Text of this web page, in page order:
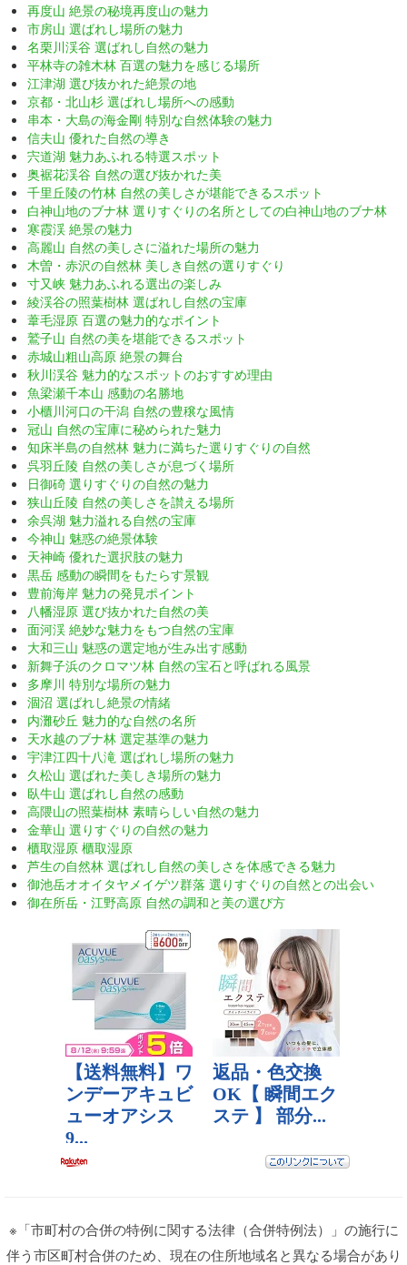
再度山 絶景の秘境再度山の魅力
市房山 選ばれし場所の魅力
名栗川渓谷 選ばれし自然の魅力
平林寺の雑木林 百選の魅力を感じる場所
江津湖 選び抜かれた絶景の地
京都・北山杉 選ばれし場所への感動
串本・大島の海金剛 特別な自然体験の魅力
信夫山 優れた自然の導き
宍道湖 魅力あふれる特選スポット
奥裾花渓谷 自然の選び抜かれた美
千里丘陵の竹林 自然の美しさが堪能できるスポット
白神山地のブナ林 選りすぐりの名所としての白神山地のブナ林
寒霞渓 絶景の魅力
高麗山 自然の美しさに溢れた場所の魅力
木曽・赤沢の自然林 美しき自然の選りすぐり
寸又峡 魅力あふれる選出の楽しみ
綾渓谷の照葉樹林 選ばれし自然の宝庫
葦毛湿原 百選の魅力的なポイント
鷲子山 自然の美を堪能できるスポット
赤城山粗山高原 絶景の舞台
秋川渓谷 魅力的なスポットのおすすめ理由
魚梁瀬千本山 感動の名勝地
小櫃川河口の干潟 自然の豊穣な風情
冠山 自然の宝庫に秘められた魅力
知床半島の自然林 魅力に満ちた選りすぐりの自然
呉羽丘陵 自然の美しさが息づく場所
日御碕 選りすぐりの自然の魅力
狭山丘陵 自然の美しさを讃える場所
余呉湖 魅力溢れる自然の宝庫
今神山 魅惑の絶景体験
天神崎 優れた選択肢の魅力
黒岳 感動の瞬間をもたらす景観
豊前海岸 魅力の発見ポイント
八幡湿原 選び抜かれた自然の美
面河渓 絶妙な魅力をもつ自然の宝庫
大和三山 魅惑の選定地が生み出す感動
新舞子浜のクロマツ林 自然の宝石と呼ばれる風景
多摩川 特別な場所の魅力
涸沼 選ばれし絶景の情緒
内灘砂丘 魅力的な自然の名所
天水越のブナ林 選定基準の魅力
宇津江四十八滝 選ばれし場所の魅力
久松山 選ばれた美しき場所の魅力
臥牛山 選ばれし自然の感動
高隈山の照葉樹林 素晴らしい自然の魅力
金華山 選りすぐりの自然の魅力
櫃取湿原 櫃取湿原
芦生の自然林 選ばれし自然の美しさを体感できる魅力
御池岳オオイタヤメイゲツ群落 選りすぐりの自然との出会い
御在所岳・江野高原 自然の調和と美の選び方
※「市町村の合併の特例に関する法律（合併特例法）」の施行に
伴う市区町村合併のため、現在の住所地域名と異なる場合があり